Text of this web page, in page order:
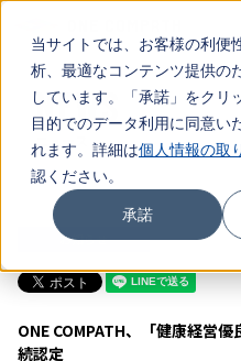
当サイトでは、お客様の利便
析、最適なコンテンツ提供の
しています。「承諾」をクリ
目的でのデータ利用に同意い
れます。詳細は個人情報の取
認ください。
承諾
NEWS
ニュース
お知らせ
ONE COMPATH、「健康経営
続認定